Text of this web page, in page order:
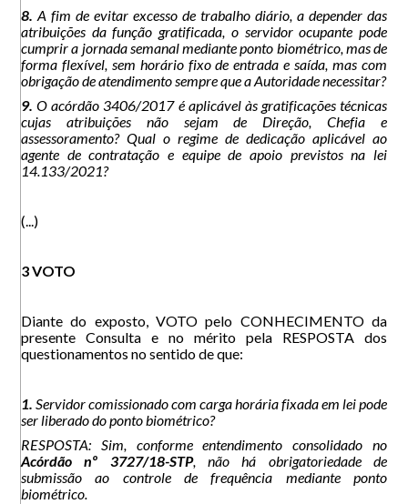
8. A fim de evitar excesso de trabalho diário, a depender das
atribuições da função gratificada, o servidor ocupante pode
cumprir a jornada semanal mediante ponto biométrico, mas de
forma flexível, sem horário fixo de entrada e saída, mas com
obrigação de atendimento sempre que a Autoridade necessitar?
9. O acórdão 3406/2017 é aplicável às gratificações técnicas
cujas atribuições não sejam de Direção, Chefia e
assessoramento? Qual o regime de dedicação aplicável ao
agente de contratação e equipe de apoio previstos na lei
14.133/2021?
(...)
3 VOTO
Diante do exposto, VOTO pelo CONHECIMENTO da
presente Consulta e no mérito pela RESPOSTA dos
questionamentos no sentido de que:
1. Servidor comissionado com carga horária fixada em lei pode
ser liberado do ponto biométrico?
RESPOSTA: Sim, conforme entendimento consolidado no
Acórdão nº 3727/18-STP, não há obrigatoriedade de
submissão ao controle de frequência mediante ponto
biométrico.